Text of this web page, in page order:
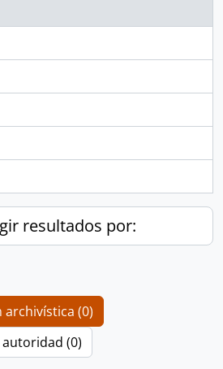
resultados por:
archivística (0)
(0)